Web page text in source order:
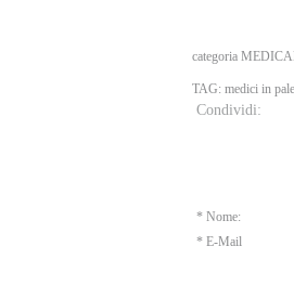
categoria
TAG: medici in
Condividi:
* Nome:
* E-Mail